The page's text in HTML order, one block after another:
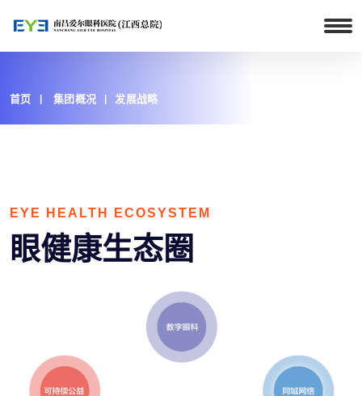
首页 集团概况 发展战略
EYE HEALTH ECOSYSTEM
眼健康生态圈